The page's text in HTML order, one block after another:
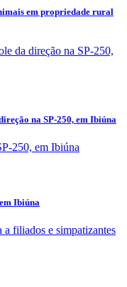
em propriedade rural
na SP-250, em Ibiúna
Ibiúna